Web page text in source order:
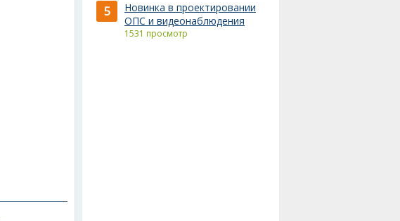
5
Новинка в проектировании
ОПС и видеонаблюдения
1531 просмотр